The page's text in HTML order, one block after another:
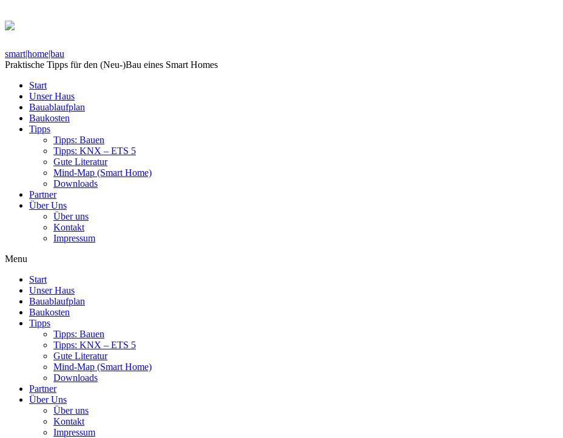
smart|home|bau
Praktische Tipps für den (Neu-)Bau eines Smart Homes
Start
Unser Haus
Bauablaufplan
Baukosten
Tipps
Tipps: Bauen
Tipps: KNX – ETS 5
Gute Literatur
Mind-Map (Smart Home)
Downloads
Partner
Über Uns
Über uns
Kontakt
Impressum
Menu
Start
Unser Haus
Bauablaufplan
Baukosten
Tipps
Tipps: Bauen
Tipps: KNX – ETS 5
Gute Literatur
Mind-Map (Smart Home)
Downloads
Partner
Über Uns
Über uns
Kontakt
Impressum